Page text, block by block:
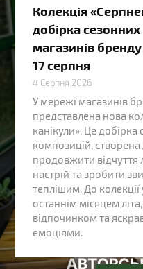
Колекція
добірка
магазинів
17 серпня
4 Серпня 2026
У мережі магазинів
представлена нова
канікули». Це добірка
композицій, створена
продовжити відчуття
настрій та зробити
теплішим. До
останнім місяцем
відпочинком та
емоціями.